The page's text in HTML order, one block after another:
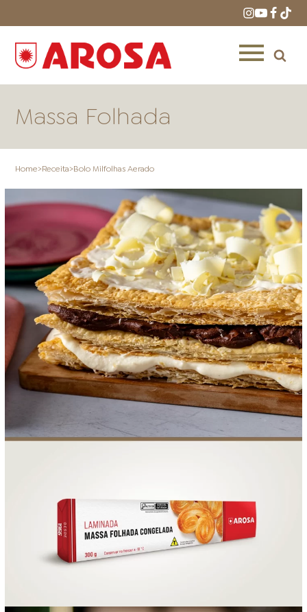
ONDE COMPRAR LOJAS AROSA
DISTRIBUIDORES E
REPRESENTANTES
FOOD SERVICE EMPRESA AGENDA DE CURSOS
INVERNO
Massa Folhada
Home>Receita>Bolo Milfolhas Aerado